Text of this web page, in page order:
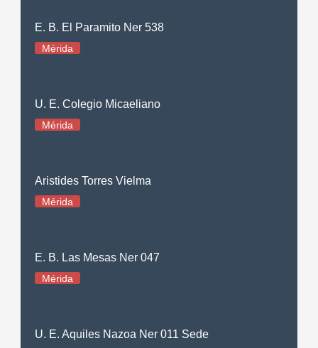
E. B. El Paramito Ner 538
Mérida
U. E. Colegio Micaeliano
Mérida
Aristides Torres Vielma
Mérida
E. B. Las Mesas Ner 047
Mérida
U. E. Aquiles Nazoa Ner 011 Sede